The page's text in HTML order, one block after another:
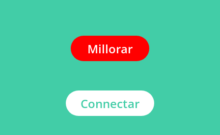
Millorar
Connectar